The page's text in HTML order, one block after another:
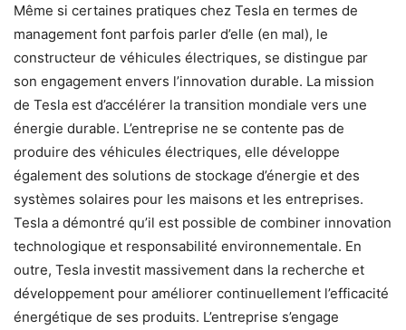
Même si certaines pratiques chez Tesla en termes de
management font parfois parler d’elle (en mal), le
constructeur de véhicules électriques, se distingue par
son engagement envers l’innovation durable. La mission
de Tesla est d’accélérer la transition mondiale vers une
énergie durable. L’entreprise ne se contente pas de
produire des véhicules électriques, elle développe
également des solutions de stockage d’énergie et des
systèmes solaires pour les maisons et les entreprises.
Tesla a démontré qu’il est possible de combiner innovation
technologique et responsabilité environnementale. En
outre, Tesla investit massivement dans la recherche et
développement pour améliorer continuellement l’efficacité
énergétique de ses produits. L’entreprise s’engage